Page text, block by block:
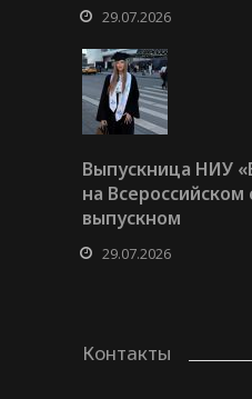
29.07.2026
Выпускница НИУ
на
выпускном
29.07.2026
Контакты